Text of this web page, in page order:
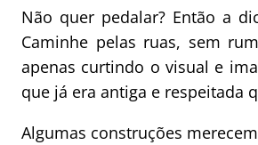
Não quer pedalar? Então a
Caminhe pelas ruas, sem
apenas curtindo o visual e
que já era antiga e respeitada
Algumas construções